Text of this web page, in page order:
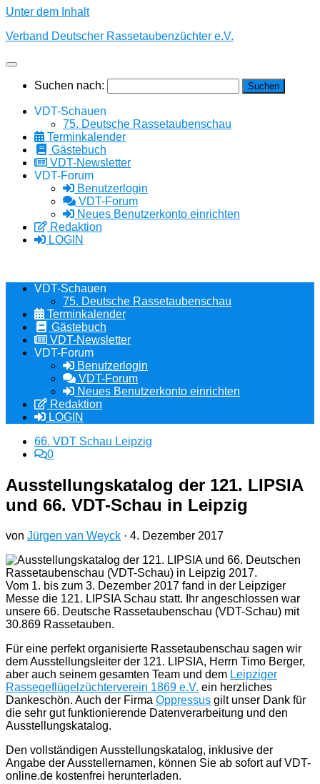
Unter dem Inhalt
Verband Deutscher Rassetaubenzüchter e.V.
Suchen nach:
VDT-Schauen
75. Deutsche Rassetaubenschau
Terminkalender
Gästebuch
VDT-Newsletter
VDT-Forum
Benutzerlogin
VDT-Forum
Neues Benutzerkonto einrichten
Redaktion
LOGIN
VDT-Schauen
75. Deutsche Rassetaubenschau
Terminkalender
Gästebuch
VDT-Newsletter
VDT-Forum
Benutzerlogin
VDT-Forum
Neues Benutzerkonto einrichten
Redaktion
LOGIN
66. VDT Schau Leipzig
0
Ausstellungskatalog der 121. LIPSIA
und 66. VDT-Schau in Leipzig
von Jürgen van Weyck · 4. Dezember 2017
Vom 1. bis zum 3. Dezember 2017 fand in der Leipziger
Messe die 121. LIPSIA Schau statt. Ihr angeschlossen war
unsere 66. Deutsche Rassetaubenschau (VDT-Schau) mit
30.869 Rassetauben.
Für eine perfekt organisierte Rassetaubenschau sagen wir
dem Ausstellungsleiter der 121. LIPSIA, Herrn Timo Berger,
aber auch seinem gesamten Team und dem Leipziger
Rassegeflügelzüchterverein 1869 e.V. ein herzliches
Dankeschön. Auch der Firma Oppressus gilt unser Dank für
die sehr gut funktionierende Datenverarbeitung und den
Ausstellungskatalog.
Den vollständigen Ausstellungskatalog, inklusive der
Angabe der Ausstellernamen, können Sie ab sofort auf VDT-
online.de kostenfrei herunterladen.